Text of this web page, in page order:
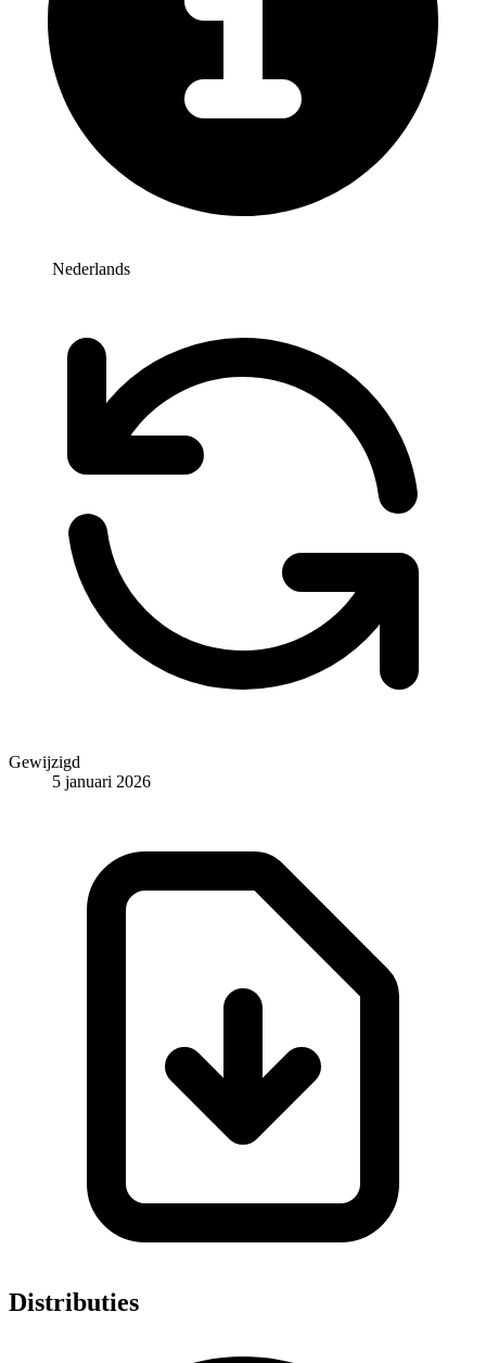
Nederlands
Gewijzigd
5 januari 2026
Distributies